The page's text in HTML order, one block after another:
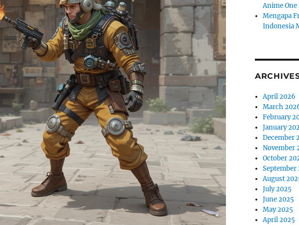
Anime
Mengapa
Indonesia
April 2026
March
February
January
December
November
October
September
August
July 2025
June 2025
May 2025
April 2025